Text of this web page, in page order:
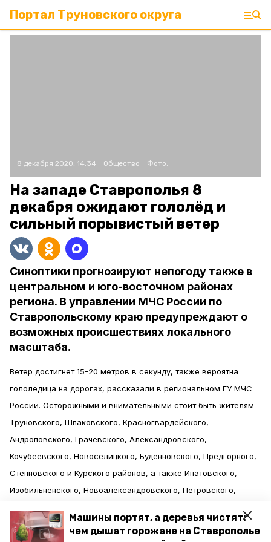
Машины портят, а деревья чистят:
чем дышат горожане на Ставрополье
Портал Труновского округа
8 декабря 2020, 14:34 Общество Фото:
На западе Ставрополья 8
декабря ожидают гололёд и
сильный порывистый ветер
Синоптики прогнозируют непогоду также в
центральном и юго-восточном районах
региона. В управлении МЧС России по
Ставропольскому краю предупреждают о
возможных происшествиях локального
масштаба.
Ветер достигнет 15-20 метров в секунду, также вероятна
гололедица на дорогах, рассказали в региональном ГУ МЧС
России. Осторожными и внимательными стоит быть жителям
Труновского, Шпаковского, Красногвардейского,
Андроповского, Грачёвского, Александровского,
Кочубеевского, Новоселицкого, Будённовского, Предгорного,
Степновского и Курского районов, а также Ипатовского,
Изобильненского, Новоалександровского, Петровского,
Нефтекумского округов.